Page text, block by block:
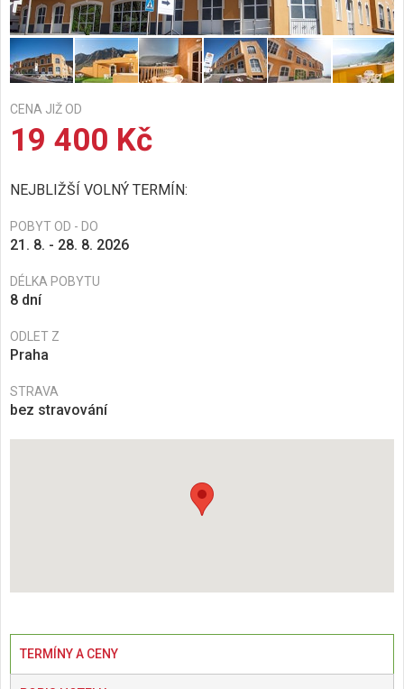
CENA JIŽ OD
19 400 Kč
NEJBLIŽŠÍ VOLNÝ TERMÍN:
POBYT OD - DO
21. 8. - 28. 8. 2026
DÉLKA POBYTU
8 dní
ODLET Z
Praha
STRAVA
bez stravování
TERMÍNY A CENY